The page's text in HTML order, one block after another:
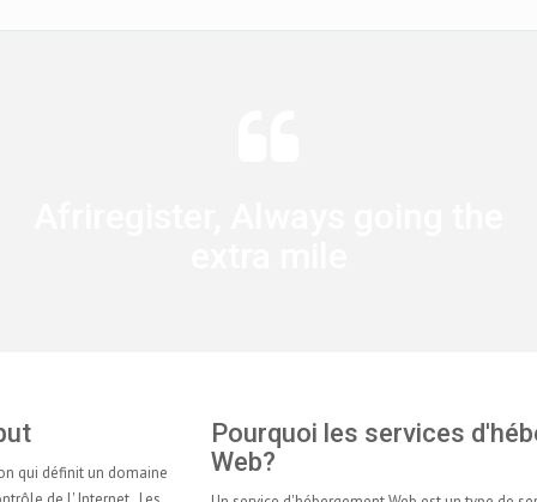
Pourquoi les services d'hébergement
Web?